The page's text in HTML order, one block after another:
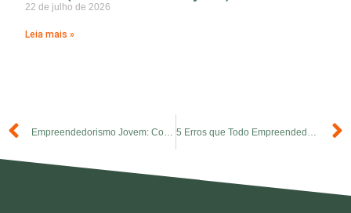
22 de julho de 2026
Leia mais »